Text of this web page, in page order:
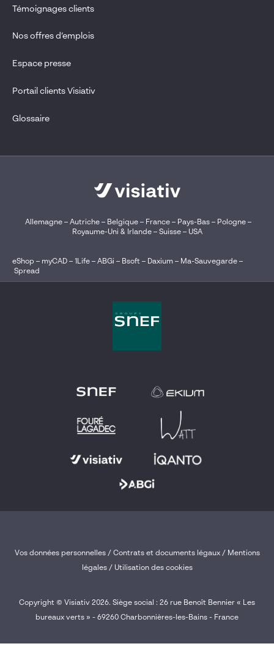
Témoignages clients
Nos offres d’emplois
Espace presse
Portail clients Visiativ
Glossaire
Allemagne– Autriche– Belgique – France– Pays-Bas– Pologne–
Royaume-Uni & Irlande– Suisse– USA
eShop – myCAD – 1Life – ABGi – Bsoft – Daxium – Ma-Sauvegarde –
Spread
Copyright © Visiativ 2026. Siège social : 26 rue Benoît Bennier « Les
bureaux verts » - 69260 Charbonnières-les-Bains - France
Vos données personnelles/ Contrats et documents légaux/ Mentions
légales / Utilisation des cookies